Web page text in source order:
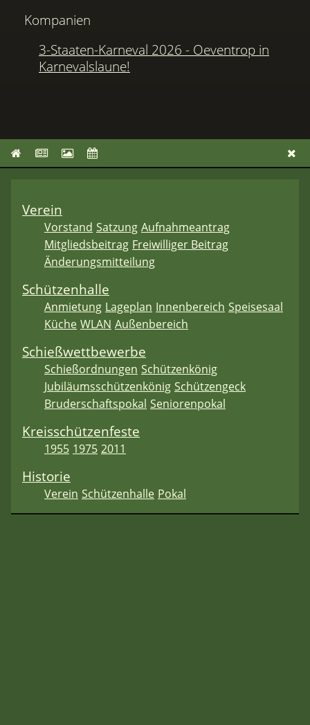
Kompanien
3-Staaten-Karneval 2026 - Oeventrop in
Karnevalslaune!
Verein
Vorstand Satzung Aufnahmeantrag
Mitgliedsbeitrag Freiwilliger Beitrag
Änderungsmitteilung
Schützenhalle
Anmietung Lageplan Innenbereich Speisesaal
Küche WLAN Außenbereich
Schießwettbewerbe
Schießordnungen Schützenkönig
Jubiläumsschützenkönig Schützengeck
Bruderschaftspokal Seniorenpokal
Kreisschützenfeste
1955 1975 2011
Historie
Verein Schützenhalle Pokal